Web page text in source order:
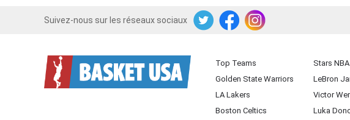
Suivez-nous sur les réseaux sociaux
TwitterFacebookInstagram
Top Teams
Golden State Warriors
LA Lakers
Boston Celtics
Stars NBA
LeBron
Victor
Luka